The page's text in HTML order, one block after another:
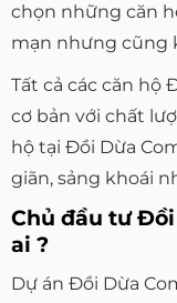
chọn những căn
mạn nhưng cũng
Tất cả các căn hộ
cơ bản với chất
hộ tại Đồi Dừa
giãn, sảng khoái
Chủ đầu tư
ai ?
Dự án Đồi Dừa